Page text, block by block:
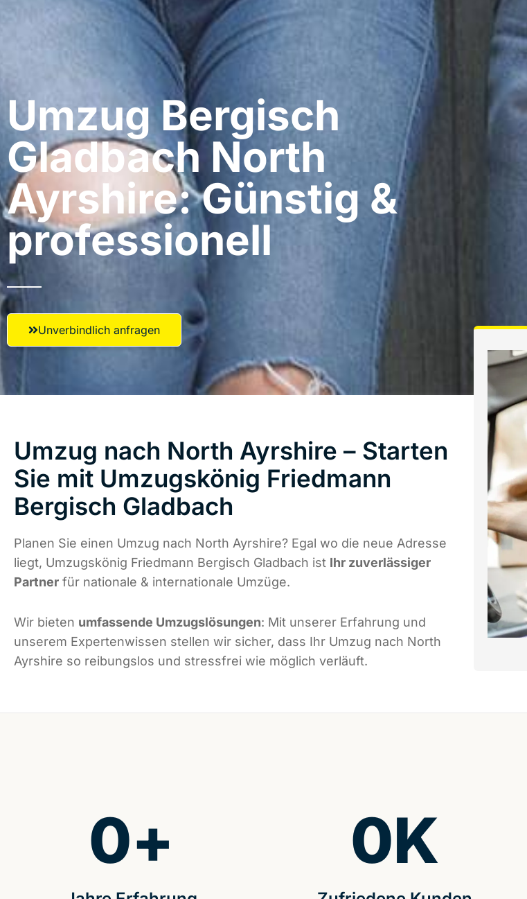
Umzug Bergisch
Gladbach​ North
Ayrshire: Günstig &
professionell​
Unverbindlich anfragen
Umzug nach North Ayrshire – Starten
Sie mit Umzugskönig Friedmann
Bergisch Gladbach
Planen Sie einen Umzug nach North Ayrshire? Egal wo die neue Adresse
liegt, Umzugskönig Friedmann Bergisch Gladbach ist Ihr zuverlässiger
Partner für nationale & internationale Umzüge.
Wir bieten umfassende Umzugslösungen: Mit unserer Erfahrung und
unserem Expertenwissen stellen wir sicher, dass Ihr Umzug nach North
Ayrshire so reibungslos und stressfrei wie möglich verläuft.
0+ 0K